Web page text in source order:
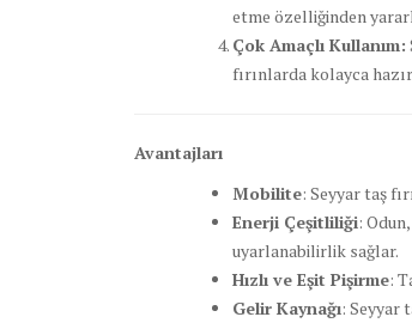
etme özelliğinden
Çok Amaçlı Kullanım:
fırınlarda kolayca
Avantajları
Mobilite: Seyyar taş
Enerji Çeşitliliği:
uyarlanabilirlik sağlar.
Hızlı ve Eşit Pişirme:
Gelir Kaynağı: Seyyar